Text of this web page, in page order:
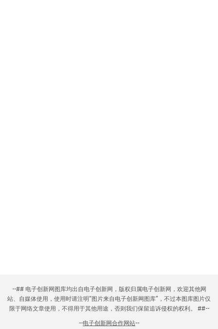
--## 电子创新网图库均出自电子创新网，版权归属电子创新网，欢迎其他网
站、自媒体使用，使用时请注明“图片来自电子创新网图库”，不过本图库图片仅
限于网络文章使用，不得用于其他用途，否则我们保留追诉侵权的权利。 ##--
--电子创新网合作网站--